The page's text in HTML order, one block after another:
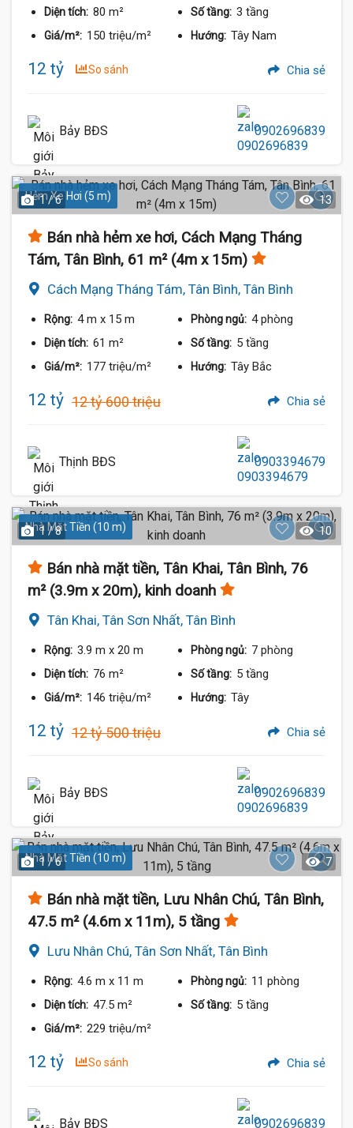
Diện tích: 80 m² Số tầng: 3 tầng
Giá/m²: 150 triệu/m² Hướng: Tây Nam
12 tỷ So sánh Chia sẻ
Bảy BĐS 0902696839
Hẻm Xe Hơi (5 m)
1 / 6 13
Bán nhà hẻm xe hơi, Cách Mạng Tháng
Tám, Tân Bình, 61 m² (4m x 15m)
Cách Mạng Tháng Tám, Tân Bình, Tân Bình
Rộng: 4 m x 15 m Phòng ngủ: 4 phòng
Diện tích: 61 m² Số tầng: 5 tầng
Giá/m²: 177 triệu/m² Hướng: Tây Bắc
12 tỷ 12 tỷ 600 triệu Chia sẻ
Thịnh BĐS 0903394679
Nhà Mặt Tiền (10 m)
1 / 8 10
Bán nhà mặt tiền, Tân Khai, Tân Bình, 76
m² (3.9m x 20m), kinh doanh
Tân Khai, Tân Sơn Nhất, Tân Bình
Rộng: 3.9 m x 20 m Phòng ngủ: 7 phòng
Diện tích: 76 m² Số tầng: 5 tầng
Giá/m²: 146 triệu/m² Hướng: Tây
12 tỷ 12 tỷ 500 triệu Chia sẻ
Bảy BĐS 0902696839
Nhà Mặt Tiền (10 m)
1 / 6 7
Bán nhà mặt tiền, Lưu Nhân Chú, Tân Bình,
47.5 m² (4.6m x 11m), 5 tầng
Lưu Nhân Chú, Tân Sơn Nhất, Tân Bình
Rộng: 4.6 m x 11 m Phòng ngủ: 11 phòng
Diện tích: 47.5 m² Số tầng: 5 tầng
Giá/m²: 229 triệu/m²
12 tỷ So sánh Chia sẻ
Bảy BĐS 0902696839